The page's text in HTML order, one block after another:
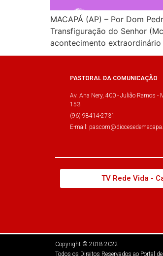
MACAPÁ (AP) – Por Dom
Transfiguração do Senhor
acontecimento
PASTORAL DA COMUNICAÇÃO
Av. Ana Nery, 400 - Julião Ramos -
153
(96) 98414-2731
E-mail:
TV Rede Vida -
Copyright © 2018-2022
Todos os Direitos Reservados ao Portal